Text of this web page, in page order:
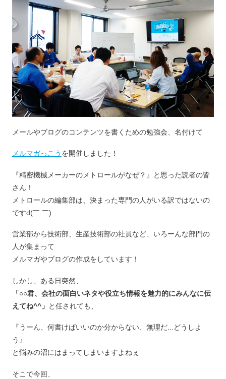
メールやブログのコンテンツを書くための勉強会、名付けて
メルマガっこう を開催しました！
『精密機械メーカーのメトロールがなぜ？』と思った読者の皆
さん！
メトロールの編集部は、決まった専門の人がいる訳ではないの
ですd(￣ ￣)
営業部から技術部、生産技術部の社員など、いろーんな部門の
人が集まって
メルマガやブログの作成をしています！
しかし、ある日突然、
「○○君、会社の面白いネタや役立ち情報を魅力的にみんなに伝
えてね^^」 と任されても、
『うーん、何書けばいいのか分からない、無理だ...どうしよ
う』
と悩みの沼にはまってしまいますよねぇ
そこで今回、